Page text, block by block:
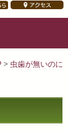
> 虫歯が無いのに